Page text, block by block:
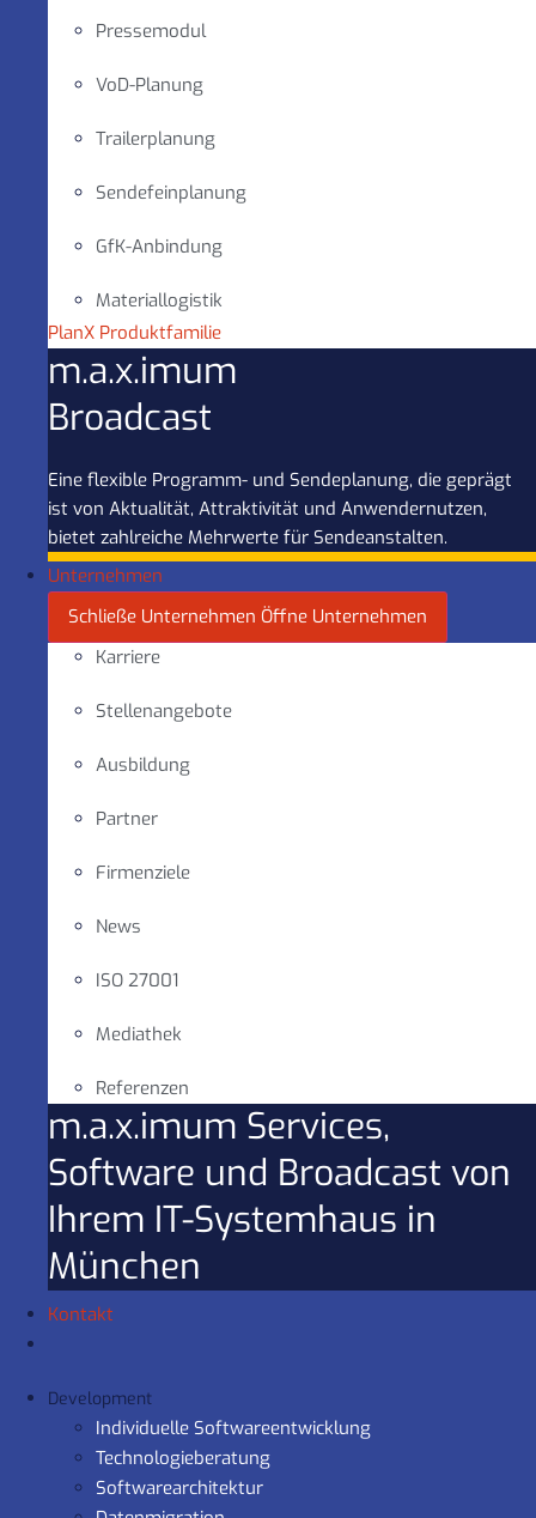
Pressemodul
VoD-Planung
Trailerplanung
Sendefeinplanung
GfK-Anbindung
Materiallogistik
PlanX Produktfamilie
m.a.x.imum
Broadcast
Eine flexible Programm- und Sendeplanung, die geprägt
ist von Aktualität, Attraktivität und Anwendernutzen,
bietet zahlreiche Mehrwerte für Sendeanstalten.
Unternehmen
Schließe Unternehmen Öffne Unternehmen
Karriere
Stellenangebote
Ausbildung
Partner
Firmenziele
News
ISO 27001
Mediathek
Referenzen
m.a.x.imum Services,
Software und Broadcast von
Ihrem IT-Systemhaus in
München
Kontakt
Development
Individuelle Softwareentwicklung
Technologieberatung
Softwarearchitektur